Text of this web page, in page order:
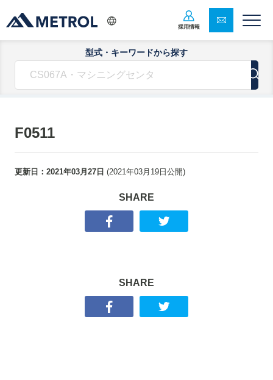
採用情報
型式・キーワードから探す
F0511
更新日： 2021年03月27日 (2021年03月19日 公開)
SHARE
SHARE